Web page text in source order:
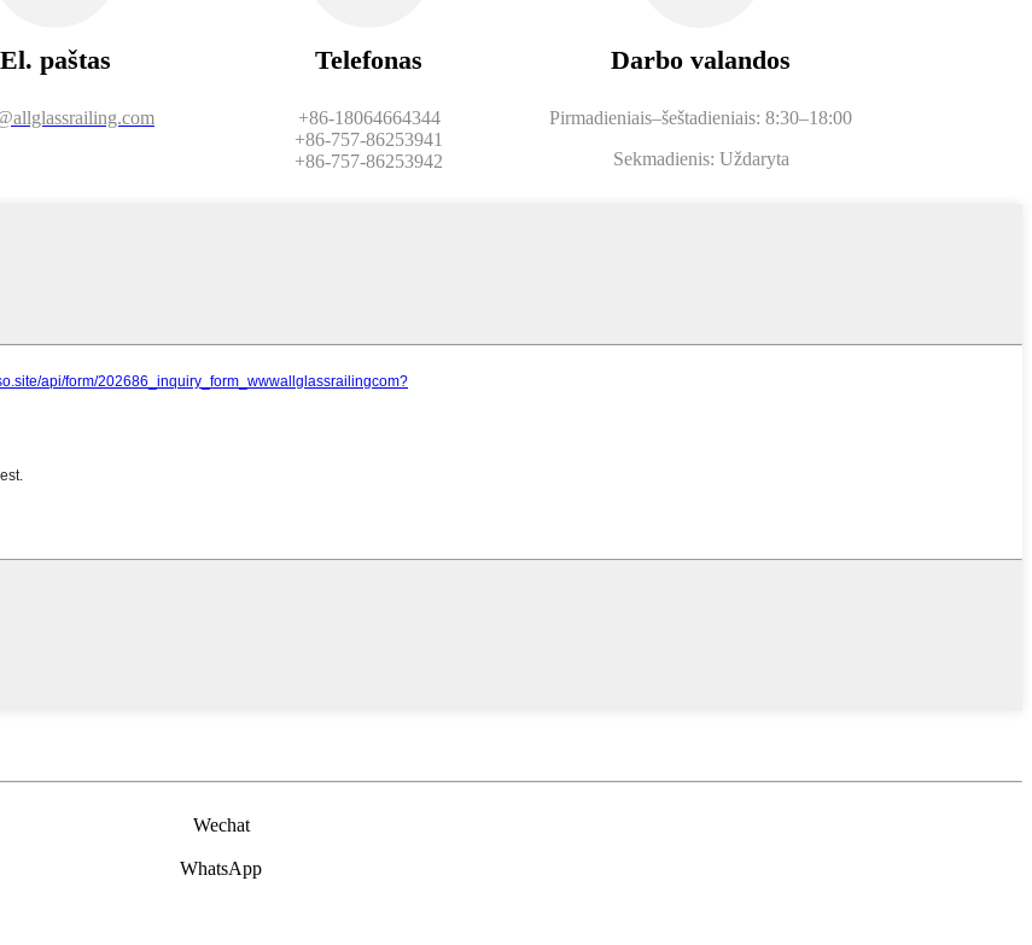
El. paštas Telefonas
+86-18064664344
+86-757-86253941
+86-757-86253942
Darbo valandos
Pirmadieniais–šeštadieniais: 8:30–18:00
Sekmadienis: Uždaryta
Wechat
WhatsApp